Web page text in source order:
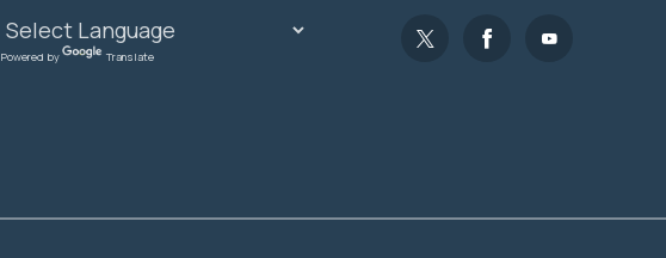
Powered by Translate